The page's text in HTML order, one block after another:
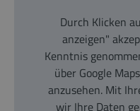
Durch Klicken
anzeigen"
Kenntnis
über Google
anzusehen. Mit
wir Ihre Daten